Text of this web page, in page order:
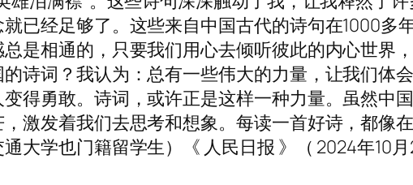
已经足够了。这些来自中国古代的诗句在1000多
是相通的，只要我们用心去倾听彼此的内心世界
诗词？我认为：总有一些伟大的力量，让我们体
得勇敢。诗词，或许正是这样一种力量。虽然中
激发着我们去思考和想象。每读一首好诗，都像
大学也门籍留学生）《 人民日报 》（ 2024年10月